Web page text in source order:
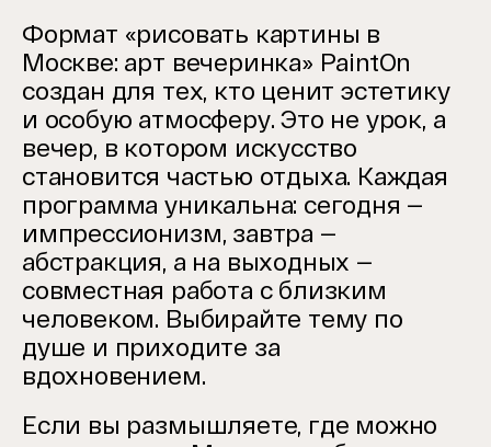
Формат «рисовать картины в
Москве: арт вечеринка» PaintOn
создан для тех, кто ценит эстетику
и особую атмосферу. Это не урок, а
вечер, в котором искусство
становится частью отдыха. Каждая
программа уникальна: сегодня —
импрессионизм, завтра —
абстракция, а на выходных —
совместная работа с близким
человеком. Выбирайте тему по
душе и приходите за
вдохновением.
Если вы размышляете, где можно